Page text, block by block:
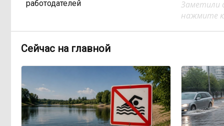
работодателей
16:32, Вчера Забайкалье готовится к
новому учебному году после
рекордных вложений
14:40, Вчера
Как в Забайкалье
превратили отлов бездомных
животных в мошенническую схему
на 20 миллионов рублей
Заметили
нажмите
Сейчас на главной